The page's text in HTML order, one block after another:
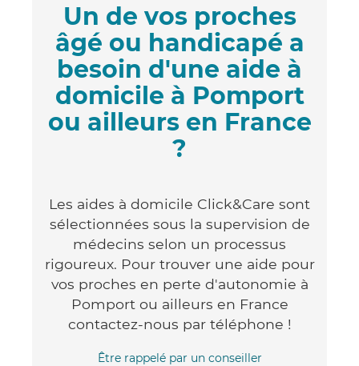
Un de vos proches
âgé ou handicapé a
besoin d'une aide à
domicile à Pomport
ou ailleurs en France
?
Les aides à domicile Click&Care sont
sélectionnées sous la supervision de
médecins selon un processus
rigoureux. Pour trouver une aide pour
vos proches en perte d'autonomie à
Pomport ou ailleurs en France
contactez-nous par téléphone !
Être rappelé par un conseiller